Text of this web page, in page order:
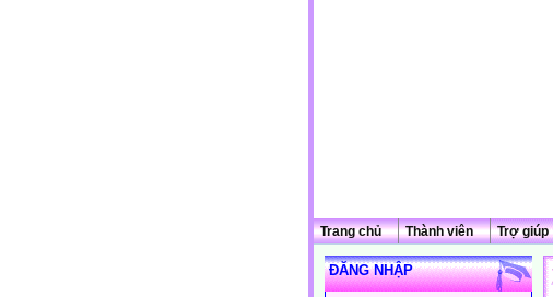
Trang chủ Thành viên Trợ giúp
ĐĂNG NHẬP